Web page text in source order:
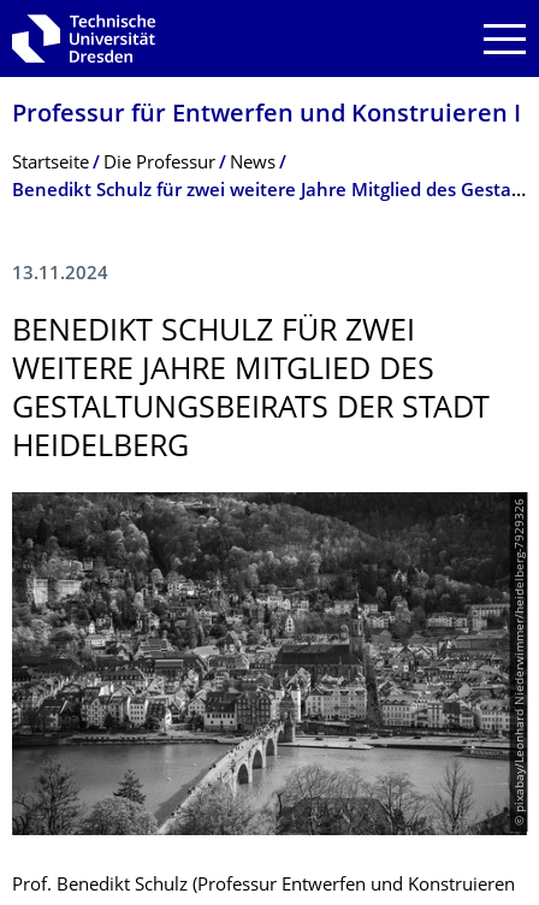
Zur Hauptnavigation springen
Zur Suche springen
Zum Inhalt springen
Professur für Entwerfen und Konstruieren I
Breadcrumb-Menü
Startseite Die Professur
News
Benedikt Schulz für zwei weitere Jahre Mitglied des Gestaltungsbeirats der Stadt Heidelberg
13.11.2024
BENEDIKT SCHULZ FÜR ZWEI
WEITERE JAHRE MITGLIED DES
GESTALTUNGSBEI­RATS DER STADT
HEIDELBERG
© pixabay/Leonhard Niederwimmer/heidelberg-7929326
Prof. Benedikt Schulz (Professur Entwerfen und Konstruieren